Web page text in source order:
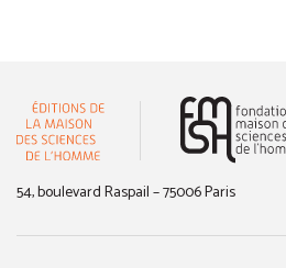
54, boulevard Raspail – 75006 Paris